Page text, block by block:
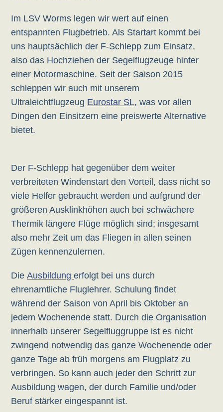
Im LSV Worms legen wir wert auf einen
entspannten Flugbetrieb. Als Startart kommt bei
uns hauptsächlich der F-Schlepp zum Einsatz,
also das Hochziehen der Segelflugzeuge hinter
einer Motormaschine. Seit der Saison 2015
schleppen wir auch mit unserem
Ultraleichtflugzeug Eurostar SL, was vor allen
Dingen den Einsitzern eine preiswerte Alternative
bietet.
Der F-Schlepp hat gegenüber dem weiter
verbreiteten Windenstart den Vorteil, dass nicht so
viele Helfer gebraucht werden und aufgrund der
größeren Ausklinkhöhen auch bei schwächere
Thermik längere Flüge möglich sind; insgesamt
also mehr Zeit um das Fliegen in allen seinen
Zügen kennenzulernen.
DieAusbildungerfolgt bei uns durch
ehrenamtliche Fluglehrer. Schulung findet
während der Saison von April bis Oktober an
jedem Wochenende statt. Durch die Organisation
innerhalb unserer Segelfluggruppe ist es nicht
zwingend notwendig das ganze Wochenende oder
ganze Tage ab früh morgens am Flugplatz zu
verbringen. So kann auch jeder den Schritt zur
Ausbildung wagen, der durch Familie und/oder
Beruf stärker eingespannt ist.